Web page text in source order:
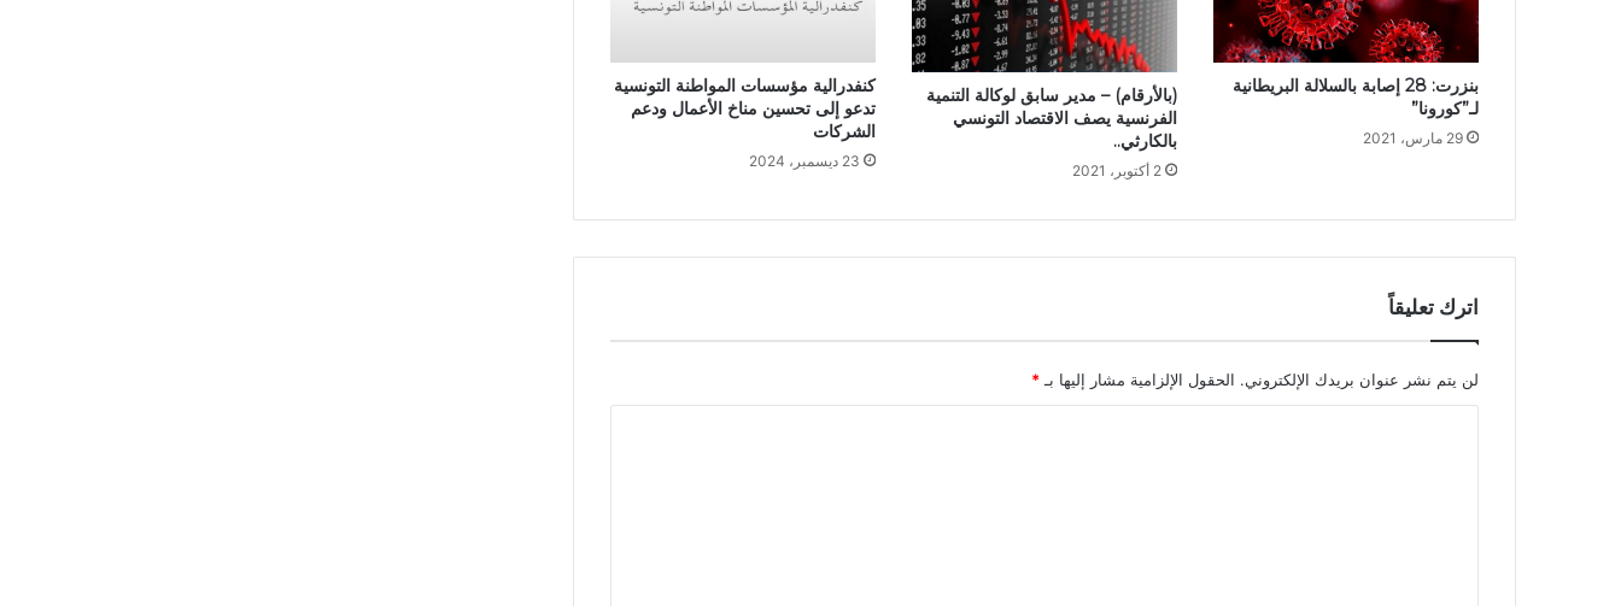
بنزرت: 28 إصابة بالسلالة البريطانية
لـ”كورونا”
29 مارس، 2021
(بالأرقام) – مدير سابق لوكالة التنمية
الفرنسية يصف الاقتصاد التونسي
بالكارثي..
2 أكتوبر، 2021
كنفدرالية مؤسسات المواطنة التونسية
تدعو إلى تحسين مناخ الأعمال ودعم
الشركات
23 ديسمبر، 2024
اترك تعليقاً
لن يتم نشر عنوان بريدك الإلكتروني. الحقول الإلزامية مشار إليها بـ *